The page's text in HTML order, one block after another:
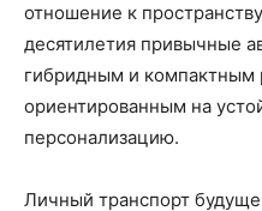
отношение к
десятилетия привычные
гибридным и компактным
ориентированным на
персонализацию.
Личный транспорт